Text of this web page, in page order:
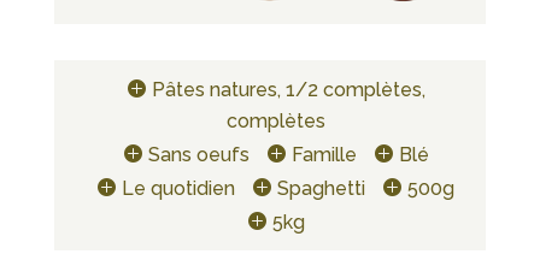
Pâtes natures, 1/2 complètes,
complètes
Sans oeufs
Famille
Blé
Le quotidien
Spaghetti
500g
5kg